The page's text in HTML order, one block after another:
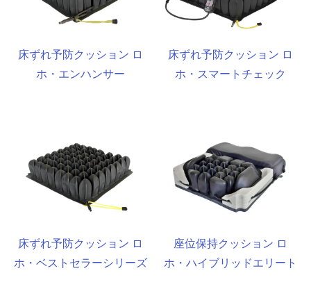
床ずれ予防クッション ロ
ホ・エンハンサー
床ずれ予防クッション ロ
ホ・スマートチェック
床ずれ予防クッション ロ
ホ・ベストセラーシリーズ
座位保持クッション ロ
ホ・ハイブリッドエリート